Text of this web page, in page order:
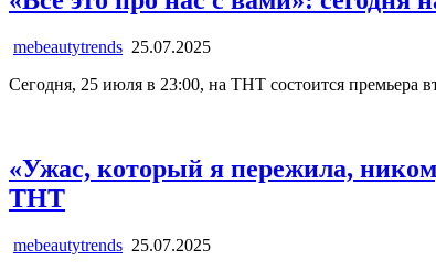
mebeautytrends 25.07.2025
Сегодня, 25 июля в 23:00, на ТНТ состоится премьера
«Ужас, который я пережила,
ТНТ
mebeautytrends 25.07.2025